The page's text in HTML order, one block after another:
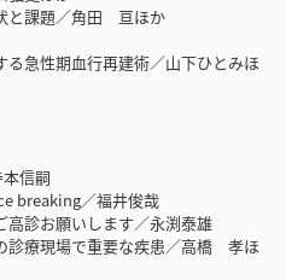
と課題／角田 亘ほか
急性期血行再建術／山下ひとみほ
信嗣
breaking／福井俊哉
診お願いします／永渕泰雄
診療現場で重要な疾患／高橋 孝ほ